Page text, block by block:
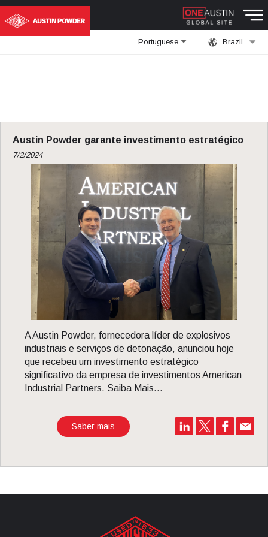
Brazil
Portuguese
Austin Powder garante investimento estratégico
7/2/2024
A Austin Powder, fornecedora líder de explosivos
industriais e serviços de detonação, anunciou hoje
que recebeu um investimento estratégico
significativo da empresa de investimentos American
Industrial Partners. Saiba Mais...
Saber mais